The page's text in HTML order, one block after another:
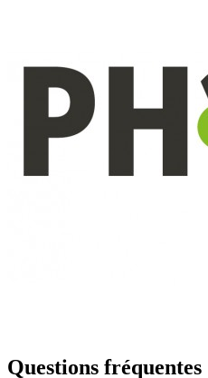
Questions fréquentes